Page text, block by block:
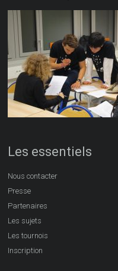
Les essentiels
Nous contacter
Presse
Partenaires
Les sujets
Les tournois
Inscription